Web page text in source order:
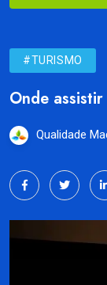
#TURISMO
Onde
Qualidade